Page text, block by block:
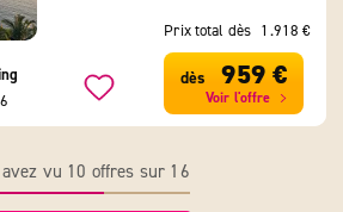
Prix total dès 1.918 €
dès 959 €
Voir l'offre
avez vu 10 offres sur 16